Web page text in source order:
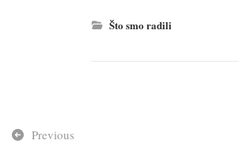
Što smo radili
Previous